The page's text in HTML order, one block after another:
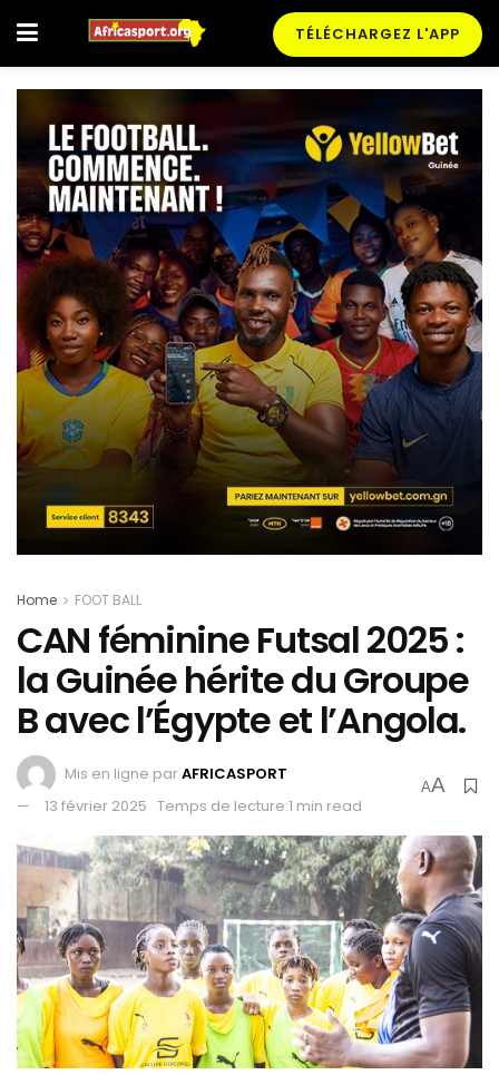
TÉLÉCHARGEZ L'APP
Home FOOT BALL
CAN féminine Futsal 2025 :
la Guinée hérite du Groupe
B avec l’Égypte et l’Angola.
Mis en ligne parAFRICASPORT
13 février 2025 Temps de lecture:1 min read
AA